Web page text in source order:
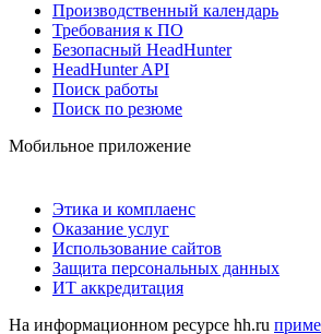
Производственный календарь
Требования к ПО
Безопасный HeadHunter
HeadHunter API
Поиск работы
Поиск по резюме
Мобильное приложение
Этика и комплаенс
Оказание услуг
Использование сайтов
Защита персональных данных
ИТ аккредитация
На информационном ресурсе hh.ru